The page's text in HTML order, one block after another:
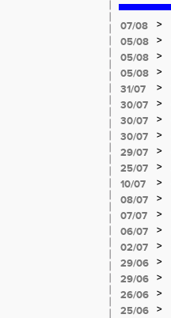
07/08 >
05/08 >
05/08 >
05/08 >
31/07 >
30/07 >
30/07 >
30/07
>
29/07
>
25/07 >
10/07
>
08/07
>
07/07
>
06/07
>
02/07
>
29/06
>
29/06
>
26/06 >
25/06
>